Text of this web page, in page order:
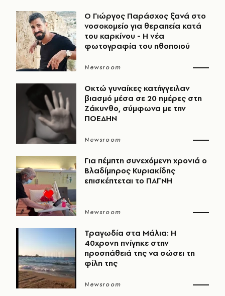
O Γιώργος Παράσχος ξανά στο
νοσοκομείο για θεραπεία κατά
του καρκίνου - Η νέα
φωτογραφία του ηθοποιού
Newsroom
Οκτώ γυναίκες κατήγγειλαν
βιασμό μέσα σε 20 ημέρες στη
Ζάκυνθο, σύμφωνα με την
ΠΟΕΔΗΝ
Newsroom
Για πέμπτη συνεχόμενη χρονιά ο
Βλαδίμηρος Κυριακίδης
επισκέπτεται το ΠΑΓΝΗ
Newsroom
Τραγωδία στα Μάλια: Η
40χρονη πνίγηκε στην
προσπάθειά της να σώσει τη
φίλη της
Newsroom